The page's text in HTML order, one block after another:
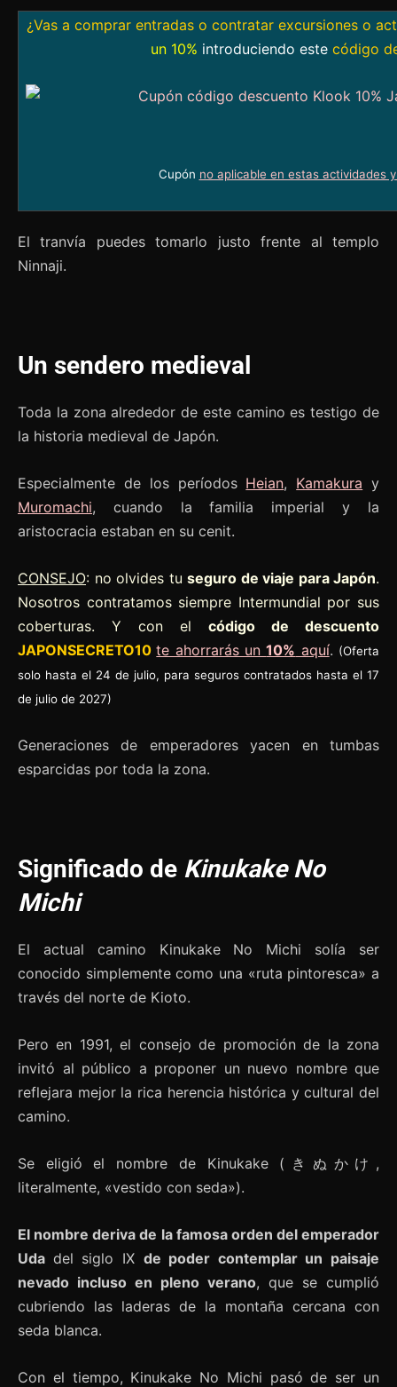
¿Vas a comprar entradas o contratar excursiones o
un 10% introduciendo este código
Cupón no aplicable en estas actividades
El tranvía puedes tomarlo justo frente al templo
Ninnaji.
Un sendero medieval
Toda la zona alrededor de este camino es testigo de
la historia medieval de Japón.
Especialmente de los períodos Heian, Kamakura y
Muromachi, cuando la familia imperial y la
aristocracia estaban en su cenit.
CONSEJO: no olvides tu seguro de viaje para Japón.
Nosotros contratamos siempre Intermundial por sus
coberturas. Y con el código de descuento
JAPONSECRETO10 te ahorrarás un10% aquí. (Oferta
solo hasta el 24 de julio, para seguros contratados hasta el 17
de julio de 2027)
Generaciones de emperadores yacen en tumbas
esparcidas por toda la zona.
Significado de Kinukake No
Michi
El actual camino Kinukake No Michi solía ser
conocido simplemente como una «ruta pintoresca» a
través del norte de Kioto.
Pero en 1991, el consejo de promoción de la zona
invitó al público a proponer un nuevo nombre que
reflejara mejor la rica herencia histórica y cultural del
camino.
Se eligió el nombre de Kinukake (きぬかけ,
literalmente, «vestido con seda»).
El nombre deriva de la famosa orden del emperador
Uda del siglo IX de poder contemplar un paisaje
nevado incluso en pleno verano, que se cumplió
cubriendo las laderas de la montaña cercana con
seda blanca.
Con el tiempo, Kinukake No Michi pasó de ser un